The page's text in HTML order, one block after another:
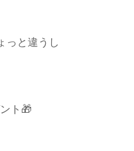
っと違うし
ト🎁